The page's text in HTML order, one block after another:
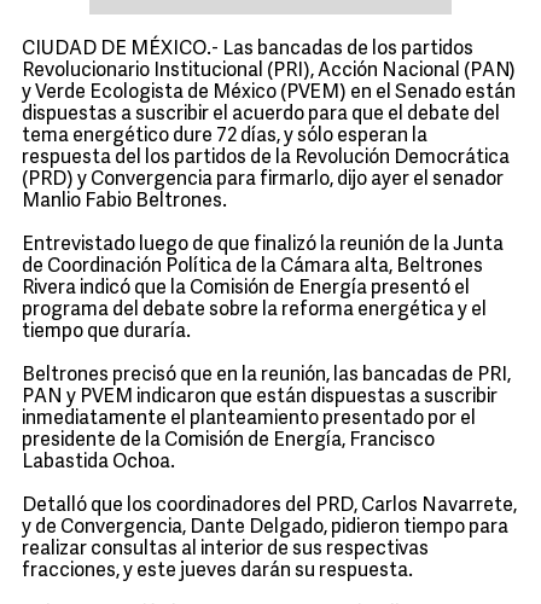
CIUDAD DE MÉXICO.- Las bancadas de los partidos
Revolucionario Institucional (PRI), Acción Nacional (PAN)
y Verde Ecologista de México (PVEM) en el Senado están
dispuestas a suscribir el acuerdo para que el debate del
tema energético dure 72 días, y sólo esperan la
respuesta del los partidos de la Revolución Democrática
(PRD) y Convergencia para firmarlo, dijo ayer el senador
Manlio Fabio Beltrones.
Entrevistado luego de que finalizó la reunión de la Junta
de Coordinación Política de la Cámara alta, Beltrones
Rivera indicó que la Comisión de Energía presentó el
programa del debate sobre la reforma energética y el
tiempo que duraría.
Beltrones precisó que en la reunión, las bancadas de PRI,
PAN y PVEM indicaron que están dispuestas a suscribir
inmediatamente el planteamiento presentado por el
presidente de la Comisión de Energía, Francisco
Labastida Ochoa.
Detalló que los coordinadores del PRD, Carlos Navarrete,
y de Convergencia, Dante Delgado, pidieron tiempo para
realizar consultas al interior de sus respectivas
fracciones, y este jueves darán su respuesta.